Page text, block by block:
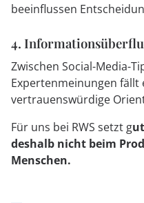
beeinflussen
4.
Zwischen Social-Media-
Expertenmeinungen fällt
vertrauenswürdige
Für uns bei RWS setzt g
deshalb nicht beim
Menschen.